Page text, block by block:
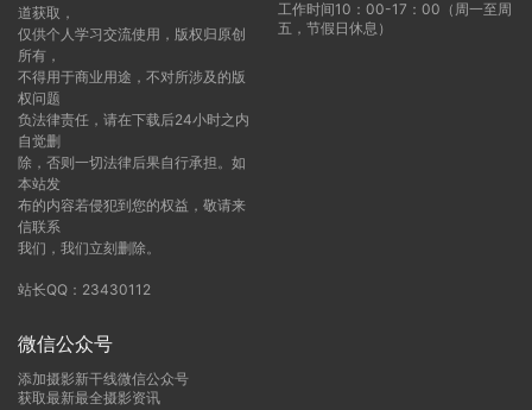
道获取，
仅供个人学习交流使用，版权归原创
所有，
不得用于商业用途，不对所涉及的版
权问题
负法律责任，请在下载后24小时之内
自觉删
除，否则一切法律后果自行承担。如
本站发
布的内容若侵犯到您的权益，敬请来
信联系
我们，我们立刻删除。
站长QQ：23430112
工作时间10：00-17：00（周一至周
五，节假日休息）
微信公众号
添加摄影新干线微信公众号
获取最新最全摄影资讯